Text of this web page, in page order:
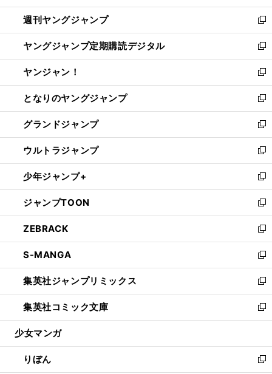
開
く
ウ
で
開
く
ン
ド
ウ
で
開
く
ウ
ィ
ン
ド
ウ
で
開
く
週刊ヤングジャンプ
新
し
い
ウ
ィ
ン
ド
ウ
で
開
く
ヤングジャンプ定期購読デジタル
新
し
い
ウ
ィ
ン
ド
ウ
で
開
く
ヤンジャン！
新
し
い
ウ
ィ
ン
ド
ウ
で
開
く
となりのヤングジャンプ
新
し
い
ウ
ィ
ン
ド
ウ
で
開
く
グランドジャンプ
新
し
い
ウ
ィ
ン
ド
ウ
で
開
く
ウルトラジャンプ
新
し
い
ウ
ィ
ン
ド
ウ
で
開
く
少年ジャンプ+
新
し
い
ウ
ィ
ン
ド
ウ
で
開
く
ジャンプTOON
新
し
い
ウ
ィ
ン
ド
ウ
で
開
ZEBRACK
新
し
い
ウ
ィ
ン
ド
ウ
開
く
S-MANGA
新
し
い
ウ
ィ
ン
ウ
で
集英社ジャンプリミックス
新
し
い
ウ
ン
ド
集英社コミック文庫
新
し
ウ
ィ
少女マンガ
りぼん
新